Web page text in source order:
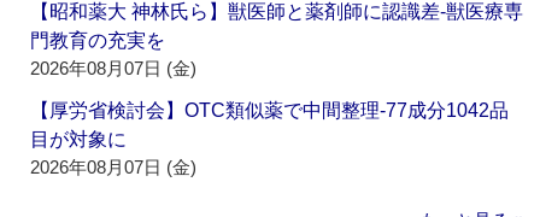
【昭和薬大 神林氏ら】獣医師と薬剤師に認識差‐獣医療専
門教育の充実を
2026年08月07日 (金)
【厚労省検討会】OTC類似薬で中間整理‐77成分1042品
目が対象に
2026年08月07日 (金)